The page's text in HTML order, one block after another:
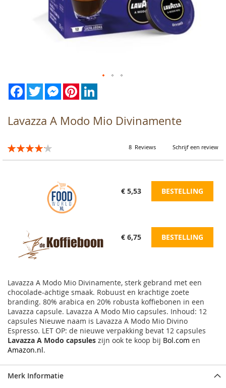
Lavazza A Modo Mio Divinamente
Waardering:
8 Reviews Schrijf een review
€ 5,53 BESTELLING
€ 6,75 BESTELLING
Lavazza A Modo Mio Divinamente, sterk gebrand met een
chocolade-achtige smaak. Robuust en krachtige zoete
branding. 80% arabica en 20% robusta koffiebonen in een
Lavazza capsule. Lavazza A Modo Mio capsules. Inhoud: 12
capsules Nieuwe naam is Lavazza A Modo Mio Divino
Espresso. LET OP: de nieuwe verpakking bevat 12 capsules
Lavazza A Modo capsules zijn ook te koop bij Bol.com en
Amazon.nl.
Ga
naar
begin
van
afbeeldingen-
gallerij
FacebookTwitterMessengerPinterest
Merk Informatie